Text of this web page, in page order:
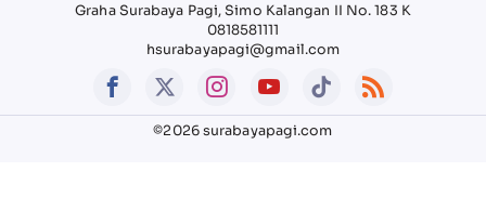
Graha Surabaya Pagi, Simo Kalangan II No. 183 K
0818581111
hsurabayapagi@gmail.com
©2026 surabayapagi.com